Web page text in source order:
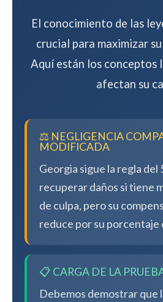
El conocimiento de las
crucial para maximizar
Aquí están los conceptos
afectan su
⚖️ NEGLIGENCIA
MODIFICADA
Georgia sigue la regla del
recuperar daños si tiene
de culpa, pero su
reduce por su porcentaje
📋 CARGA DE LA
Debemos demostrar que